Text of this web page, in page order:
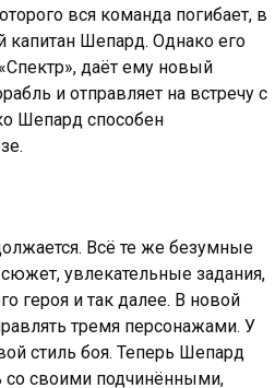
вся команда погибает, в
Шепард. Однако его
даёт ему новый
и отправляет на встречу с
Шепард способен
Всё те же безумные
увлекательные задания,
героя и так далее. В новой
тремя персонажами. У
стиль боя. Теперь Шепард
со своими подчинёнными,